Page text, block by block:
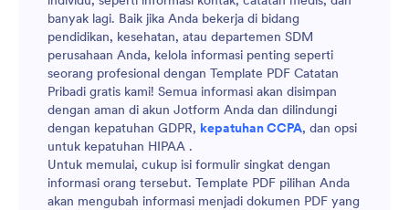
banyak lagi. Baik jika Anda bekerja di bidang
pendidikan, kesehatan, atau departemen SDM
perusahaan Anda, kelola informasi penting seperti
seorang profesional dengan Template PDF Catatan
Pribadi gratis kami! Semua informasi akan disimpan
dengan aman di akun Jotform Anda dan dilindungi
dengan kepatuhan GDPR, kepatuhan CCPA, dan opsi
untuk kepatuhan HIPAA .
Untuk memulai, cukup isi formulir singkat dengan
informasi orang tersebut. Template PDF pilihan Anda
akan mengubah informasi menjadi dokumen PDF yang